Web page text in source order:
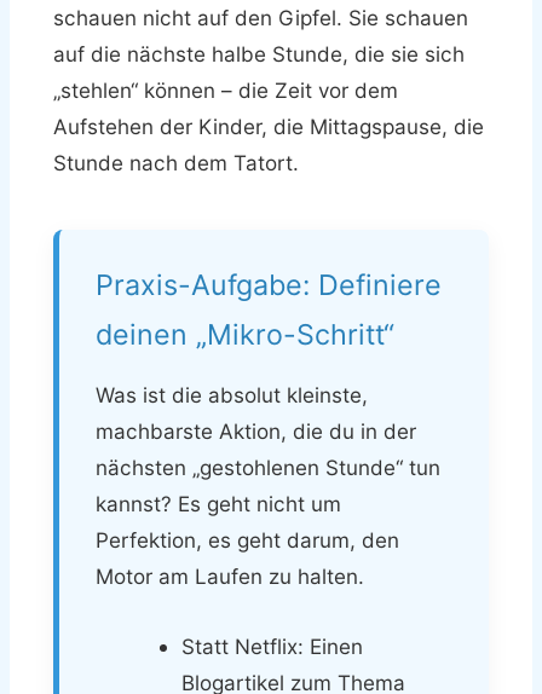
schauen nicht auf den Gipfel. Sie schauen
auf die nächste halbe Stunde, die sie sich
„stehlen“ können – die Zeit vor dem
Aufstehen der Kinder, die Mittagspause, die
Stunde nach dem Tatort.
Praxis-Aufgabe: Definiere
deinen „Mikro-Schritt“
Was ist die absolut kleinste,
machbarste Aktion, die du in der
nächsten „gestohlenen Stunde“ tun
kannst? Es geht nicht um
Perfektion, es geht darum, den
Motor am Laufen zu halten.
Statt Netflix: Einen
Blogartikel zum Thema